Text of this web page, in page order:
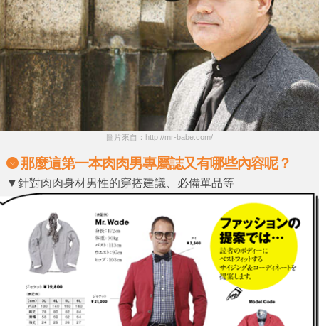
圖片來自：http://mr-babe.com/
那麼這第一本肉肉男專屬誌又有哪些內容呢？
▼針對肉肉身材男性的穿搭建議、必備單品等